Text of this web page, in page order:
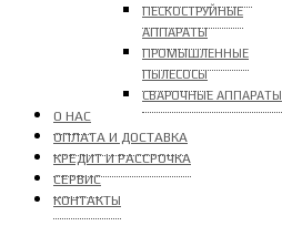
ПЕСКОСТРУЙНЫЕ
АППАРАТЫ
ПРОМЫШЛЕННЫЕ
ПЫЛЕСОСЫ
СВАРОЧНЫЕ АППАРАТЫ
О НАС
ОПЛАТА И ДОСТАВКА
КРЕДИТ И РАССРОЧКА
СЕРВИС
КОНТАКТЫ